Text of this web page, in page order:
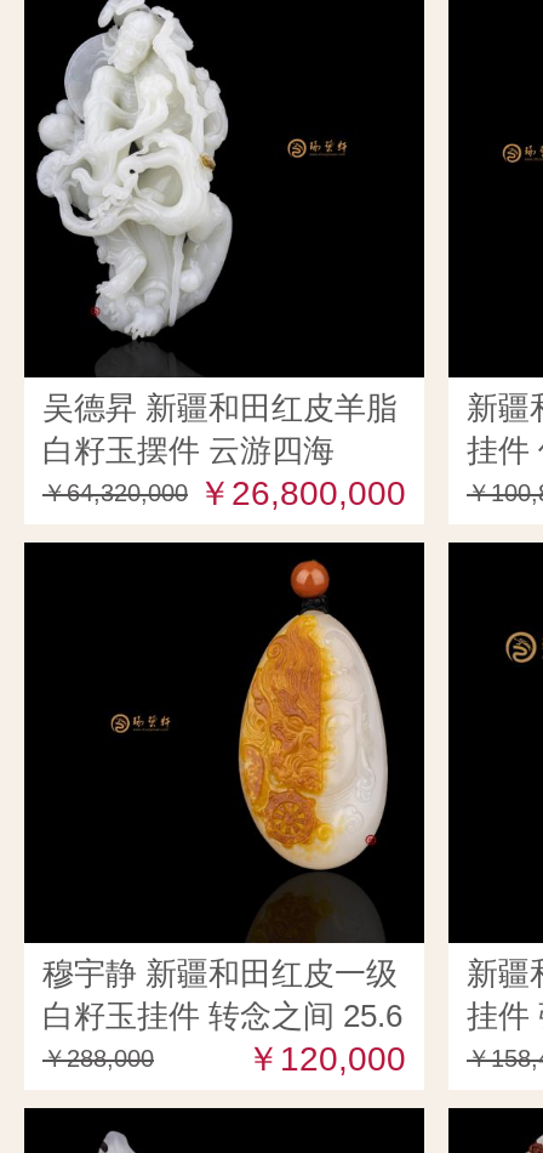
吴德昇 新疆和田红皮羊脂
白籽玉摆件 云游四海
817.5克
￥64,320,000 ￥26,800,000
新疆
挂件
￥
穆宇静 新疆和田红皮一级
白籽玉挂件 转念之间 25.6
克
￥288,000 ￥120,000
新疆
挂件
￥